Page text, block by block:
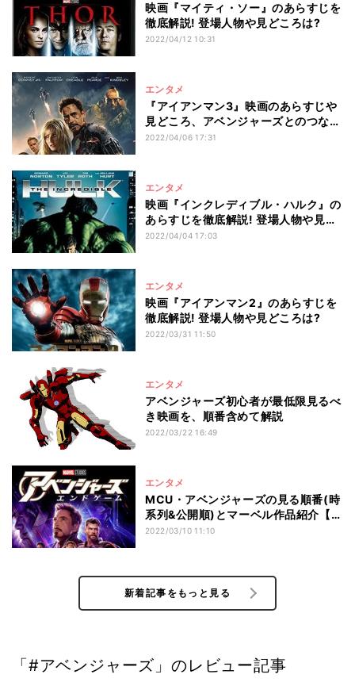
映画『マイティ・ソー』のあらすじを
徹底解説! 登場人物や見どころは?
2022/04/12 10:31
エンタメ
『アイアンマン3』映画のあらすじや
見どころ、アベンジャーズとのつなが
りを紹介
2022/04/06 17:31
エンタメ
映画『インクレディブル・ハルク』の
あらすじを徹底解説! 登場人物や見ど
ころは?
2022/04/04 17:03
エンタメ
映画『アイアンマン2』のあらすじを
徹底解説! 登場人物や見どころは?
2022/03/31 11:50
エンタメ
アベンジャーズ初心者が最低限見るべ
き映画を、順番含めて解説
2022/03/22 16:49
エンタメ
MCU・アベンジャーズの見る順番(時
系列&公開順)とマーベル作品紹介【最
新】
2022/03/10 11:10
新着記事をもっと見る
「#アベンジャーズ」のレビュー記事